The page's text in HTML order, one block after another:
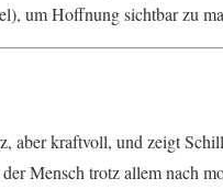
um Hoffnung sichtbar zu
aber kraftvoll, und zeigt
Mensch trotz allem nach